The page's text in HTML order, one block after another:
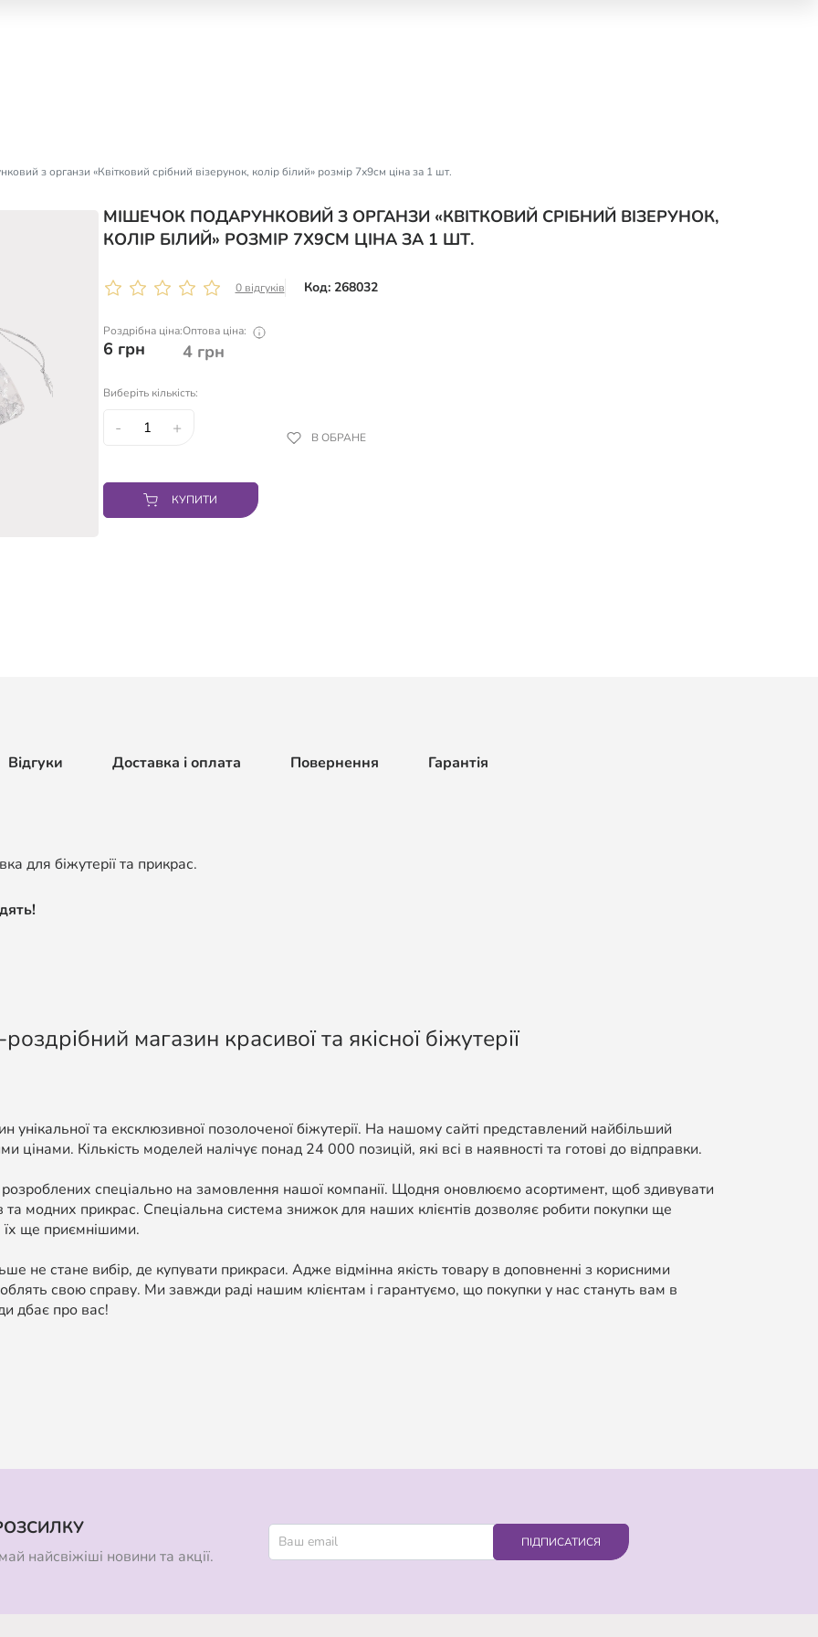
з органзи «Квітковий срібний візерунок, колір білий» розмір 7х9см ціна за 1 шт.
МІШЕЧОК ПОДАРУНКОВИЙ З ОРГАНЗИ «КВІТКОВИЙ СРІБНИЙ ВІЗЕРУНОК,
КОЛІР БІЛИЙ» РОЗМІР 7Х9СМ ЦІНА ЗА 1 ШТ.
0 відгуків Код: 268032
Роздрібна ціна:
6 грн
Оптова ціна:
4грн
Виберіть кількість:
- + В ОБРАНЕ
КУПИТИ
Відгуки Доставка і оплата Повернення Гарантія
для біжутерії та прикрас.
магазин красивої та якісної біжутерії
та ексклюзивної позолоченої біжутерії. На нашому сайті представлений найбільший
цінами. Кількість моделей налічує понад 24 000 позицій, які всі в наявності та готові до відправки.
спеціально на замовлення нашої компанії. Щодня оновлюємо асортимент, щоб здивувати
та модних прикрас. Спеціальна система знижок для наших клієнтів дозволяє робити покупки ще
їх ще приємнішими.
не стане вибір, де купувати прикраси. Адже відмінна якість товару в доповненні з корисними
свою справу. Ми завжди раді нашим клієнтам і гарантуємо, що покупки у нас стануть вам в
дбає про вас!
найсвіжіші новини та акції.
ПІДПИСАТИСЯ